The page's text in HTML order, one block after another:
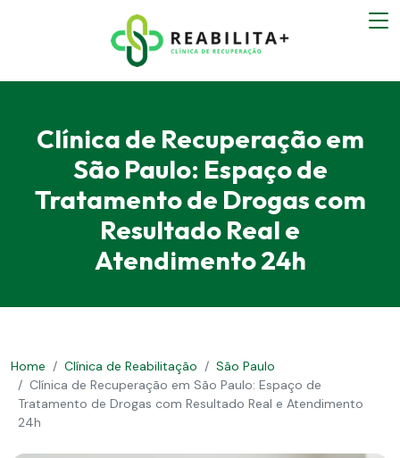
Clínica de Recuperação em
São Paulo: Espaço de
Tratamento de Drogas com
Resultado Real e
Atendimento 24h
Home Clínica de Reabilitação
São Paulo
Clínica de Recuperação em São Paulo: Espaço de
Tratamento de Drogas com Resultado Real e Atendimento
24h